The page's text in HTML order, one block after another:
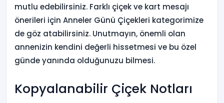
mutlu edebilirsiniz. Farklı çiçek ve kart mesajı
önerileri için Anneler Günü Çiçekleri kategorimize
de göz atabilirsiniz. Unutmayın, önemli olan
annenizin kendini değerli hissetmesi ve bu özel
günde yanında olduğunuzu bilmesi.
Kopyalanabilir Çiçek Notları